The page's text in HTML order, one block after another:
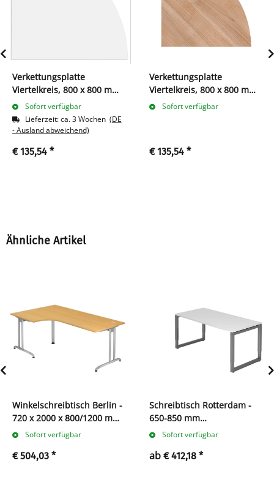
Verkettungsplatte
Viertelkreis, 800 x 800 mm,
weißSofort verfügbar
Lieferzeit:ca. 3 Wochen (DE
- Ausland abweichend)
€ 135,54 *
Verkettungsplatte
Viertelkreis, 800 x 800 mm,
nußbaum
Sofort verfügbar
€ 135,54 *
Ähnliche Artikel
Winkelschreibtisch Berlin -
720 x 2000 x 800/1200 mm
- C-Fuß
Sofort verfügbar
€ 504,03 *
Schreibtisch Rotterdam -
650-850 mm
höheneinstellbar - O-Fuß
Sofort verfügbar
ab € 412,18 *